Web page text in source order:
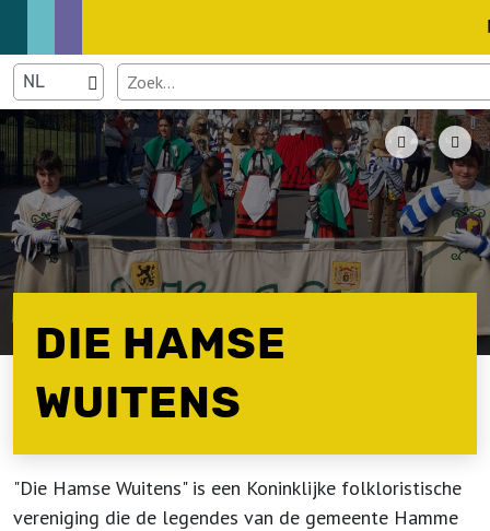
DIE HAMSE
WUITENS
"Die Hamse Wuitens" is een Koninklijke folkloristische
vereniging die de legendes van de gemeente Hamme